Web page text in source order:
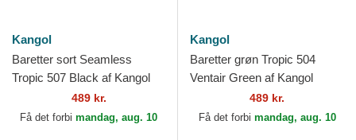
Kangol
Baretter sort Seamless
Tropic 507 Black af Kangol
489 kr.
Få det forbi mandag, aug. 10
Kangol
Baretter grøn Tropic 504
Ventair Green af Kangol
489 kr.
Få det forbi mandag, aug. 10